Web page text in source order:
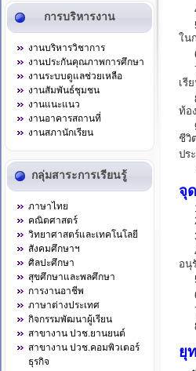
การบริหารงาน
งานบริหารวิชาการ
งานประกันคุณภาพการศึกษา
งานระบบดูแลช่วยเหลือ
งานสัมพันธ์ชุมชน
งานแนะแนว
งานอาคารสถานที่
งานสภานักเรียน
กลุ่มสาระการเรียนรู้
ภาษาไทย
คณิตศาสตร์
วิทยาศาสตร์และเทคโนโลยี
สังคมศึกษาฯ
ศิลปะศึกษา
สุขศึกษาและพลศึกษา
การงานอาชีพ
ภาษาต่างประเทศ
กิจกรรมพัฒนาผู้เรียน
สาขางาน ปวช.ยานยนต์
สาขางาน ปวช.คอมพิวเตอร์
ธุรกิจ
ใน
6.
7.
เรี
8.
ท้อ
ชีวิ
ปร
จุ
3.
อนุ
ยุ